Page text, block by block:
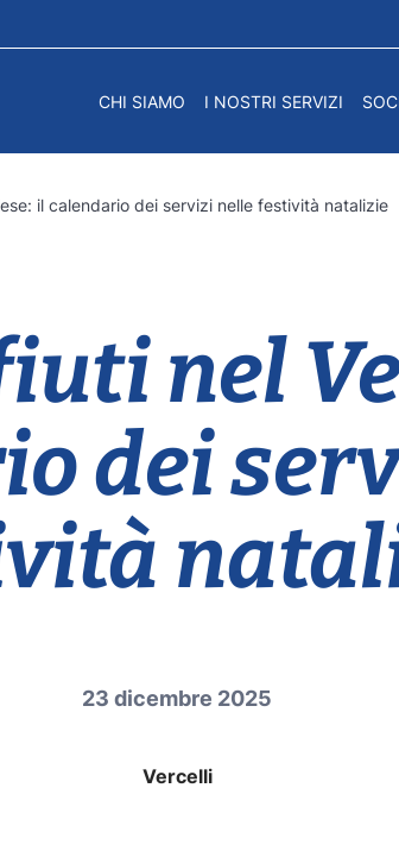
CHI SIAMO I NOSTRI SERVIZI
il calendario dei servizi nelle festività natalizie
nel
dei
23 dicembre 2025
Vercelli